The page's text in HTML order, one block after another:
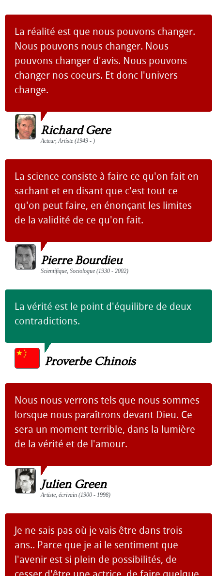
La réalité est que nous pouvons changer.
Nous pouvons nous changer. Nous
pouvons changer d'avis. Nous pouvons
changer nos coeurs. Et donc l'univers
change.
Richard Gere
Acteur, Artiste (1949 - )
La science consiste à faire ce qu'on fait en
sachant et en disant que c'est tout ce
qu'on peut faire, en énonçant les limites
de la validité de ce qu'on fait.
Pierre Bourdieu
Scientifique, Sociologue (1930 - 2002)
La vérité est le point d'équilibre de deux
contradictions.
Proverbe Chinois
Nous nous verrons tels que nous sommes
lorsque nous paraîtrons devant Dieu. Ce
sera un moment terrible, dans la lumière
de la vérité et de l'amour.
Julien Green
Artiste, écrivain (1900 - 1998)
Je ne sais pas où je vais être dans trois
ans.. Parce que je ai le sentiment que
l'avenir est si plein de possibilités, de